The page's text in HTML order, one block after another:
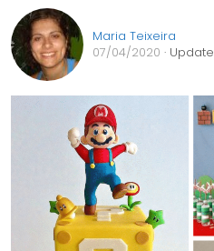
Maria Teixeira
07/04/2020 ·